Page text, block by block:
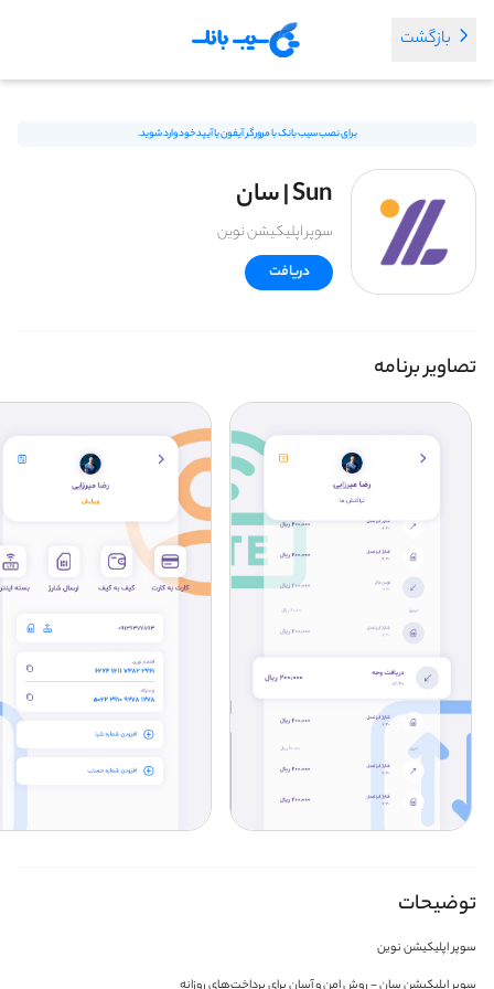
بازگشت
برای نصب سیب بانک با مرورگر آیفون یا آیپد خود وارد شوید.
Sun | سان
سوپر اپلیکیشن نوین
دریافت
تصاویر برنامه
توضیحات
سوپر اپلیکیشن نوین